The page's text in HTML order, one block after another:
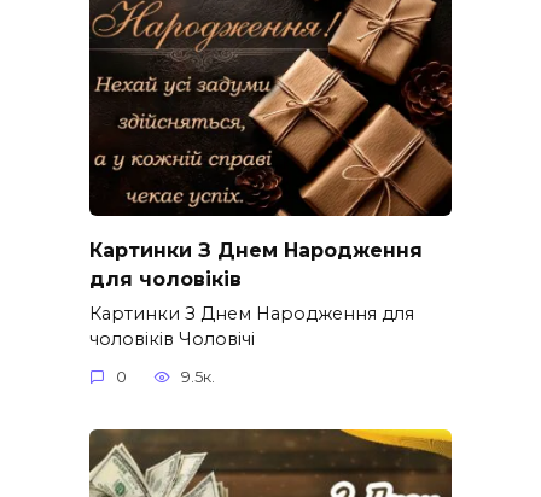
Картинки З Днем Народження
для чоловіків​
Картинки З Днем Народження для
чоловіків​ Чоловічі
0 9.5к.